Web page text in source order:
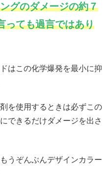
グのダメージの約７
っても過言ではあり
はこの化学爆発を最小に抑
を使用するときは必ずこの
できるだけダメージを出さ
うぞんぶんデザインカラー